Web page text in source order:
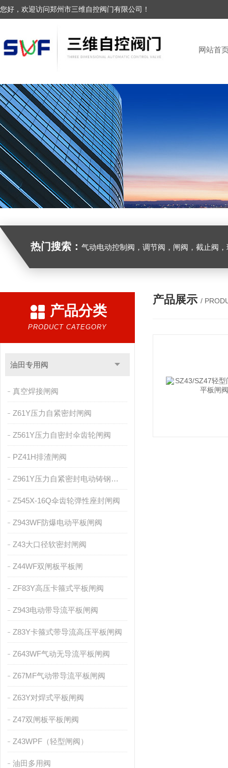
您好，欢迎访问郑州市三维自控阀门有限公司！
网站首
热门搜索： 气动电动控制阀，调节阀，闸阀，截止阀，球阀，蝶阀，止回阀，高温高压
产品分类
PRODUCT CATEGORY
油田专用阀
真空焊接闸阀
Z61Y压力自紧密封闸阀
Z561Y压力自密封伞齿轮闸阀
PZ41H排渣闸阀
Z961Y压力自紧密封电动铸钢闸阀
Z545X-16Q伞齿轮弹性座封闸阀
Z943WF防爆电动平板闸阀
Z43大口径软密封闸阀
Z44WF双闸板平板闸
ZF83Y高压卡箍式平板闸阀
Z943电动带导流平板闸阀
Z83Y卡箍式带导流高压平板闸阀
Z643WF气动无导流平板闸阀
Z67MF气动带导流平板闸阀
Z63Y对焊式平板闸阀
Z47双闸板平板闸阀
Z43WPF（轻型闸阀）
油田多用阀
产品展示 /